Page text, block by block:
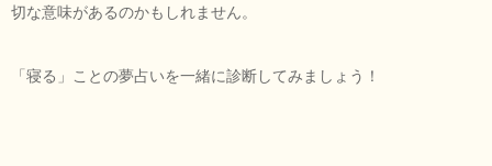
切な意味があるのかもしれません。
「寝る」ことの夢占いを一緒に診断してみましょう！